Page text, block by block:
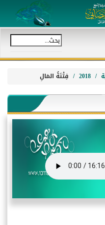
2018 فِتْنَةُ المَالِ